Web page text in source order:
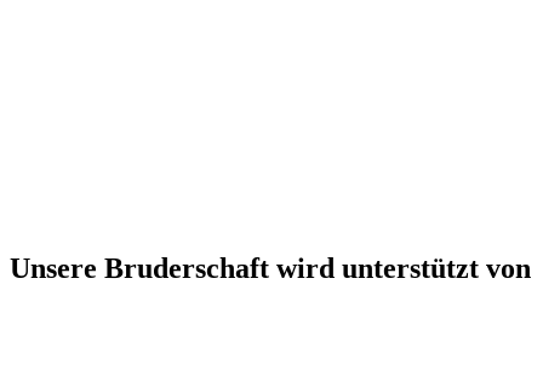
Unsere Bruderschaft wird unterstützt von